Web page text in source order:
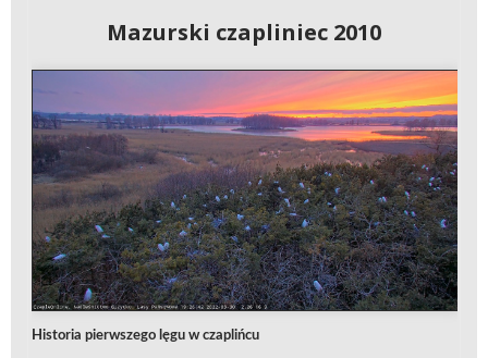
Mazurski czapliniec 2010
Historia pierwszego lęgu w czaplińcu